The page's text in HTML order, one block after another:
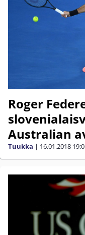
Roger
Australian
Tuukka | 16.01.2018